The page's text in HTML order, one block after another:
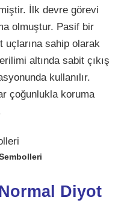
İlk devre görevi
olmuştur. Pasif bir
uçlarına sahip olarak
altında sabit çıkış
kullanılır.
çoğunlukla koruma
Diyot